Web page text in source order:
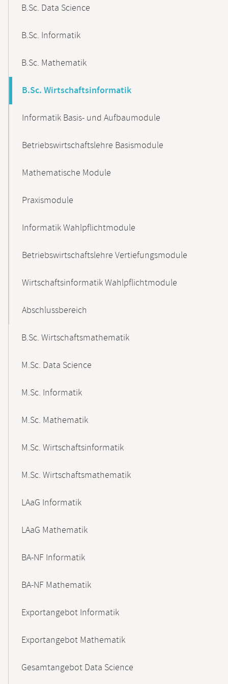
B.Sc. Data Science
B.Sc. Informatik
B.Sc. Mathematik
B.Sc. Wirtschaftsinformatik
Informatik Basis- und Aufbaumodule
Betriebswirtschaftslehre Basismodule
Mathematische Module
Praxismodule
Informatik Wahlpflichtmodule
Betriebswirtschaftslehre Vertiefungsmodule
Wirtschaftsinformatik Wahlpflichtmodule
Abschlussbereich
B.Sc. Wirtschaftsmathematik
M.Sc. Data Science
M.Sc. Informatik
M.Sc. Mathematik
M.Sc. Wirtschaftsinformatik
M.Sc. Wirtschaftsmathematik
LAaG Informatik
LAaG Mathematik
BA-NF Informatik
BA-NF Mathematik
Exportangebot Informatik
Exportangebot Mathematik
Gesamtangebot Data Science